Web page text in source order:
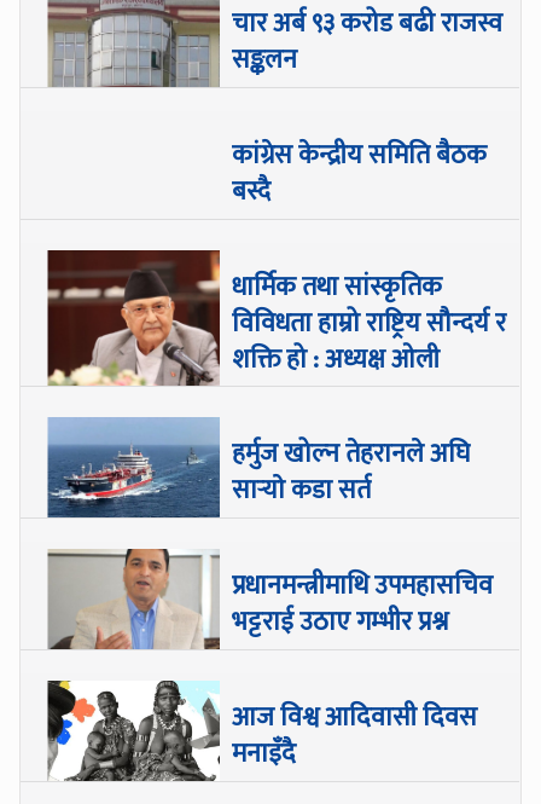
चार अर्ब ९३ करोड बढी राजस्व
सङ्कलन
कांग्रेस केन्द्रीय समिति बैठक
बस्दै
धार्मिक तथा सांस्कृतिक
विविधता हाम्रो राष्ट्रिय सौन्दर्य र
शक्ति हो : अध्यक्ष ओली
हर्मुज खोल्न तेहरानले अघि
सार्‍याे कडा सर्त
प्रधानमन्त्रीमाथि उपमहासचिव
भट्टराई उठाए गम्भीर प्रश्न
आज विश्व आदिवासी दिवस
मनाइँदै